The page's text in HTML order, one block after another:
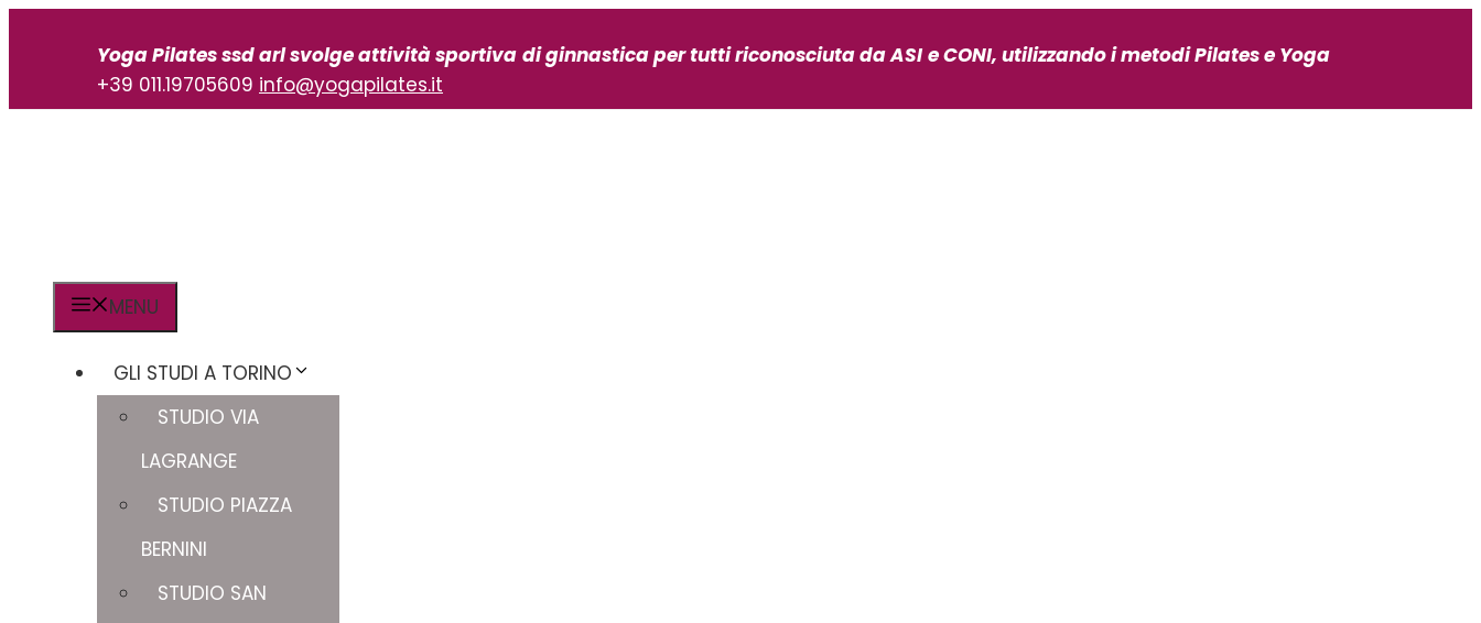
contenuto
Yoga Pilates ssd arl svolge attività sportiva di ginnastica per tutti riconosciuta da ASI e CONI, utilizzando i metodi Pilates e Yoga
+39 011.19705609 info@yogapilates.it
MENU
GLI STUDI A TORINO
STUDIO VIA
LAGRANGE
STUDIO PIAZZA
BERNINI
STUDIO SAN